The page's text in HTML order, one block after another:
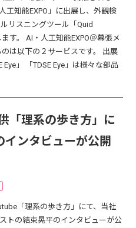
工知能EXPO」に出展し、外観検
リスニングツール「Quid
す。 AI・人工知能EXPO＠幕張メ
は以下の２サービスです。 出展
」 「TDSE Eye」は様々な部品
「理系の歩き方」に
ンタビューが公開
「理系の歩き方」にて、当社
トの結束晃平のインタビューが公